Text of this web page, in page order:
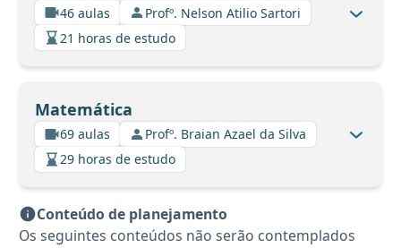
46 aulas
Profº. Nelson Atilio Sartori
21 horas de estudo
Matemática
69 aulas
Profº. Braian Azael da Silva
29 horas de estudo
Conteúdo de planejamento
Os seguintes conteúdos não serão contemplados